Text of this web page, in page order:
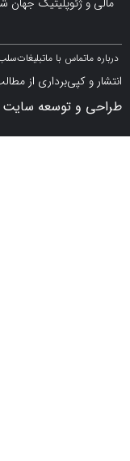
جهان شامل
با ما تبلیغاتسلب مسئولیت
از مطالب سایت
سایت توسط